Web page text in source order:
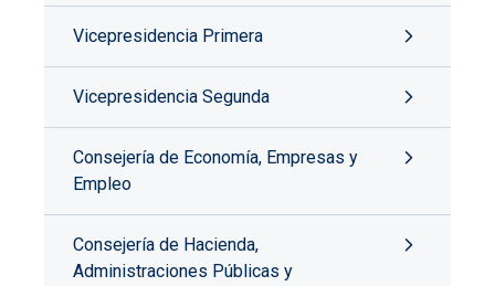
Vicepresidencia Primera
Vicepresidencia Segunda
Consejería de Economía, Empresas y
Empleo
Consejería de Hacienda,
Administraciones Públicas y